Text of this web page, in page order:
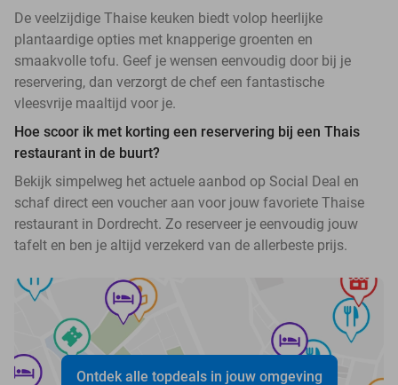
De veelzijdige Thaise keuken biedt volop heerlijke
plantaardige opties met knapperige groenten en
smaakvolle tofu. Geef je wensen eenvoudig door bij je
reservering, dan verzorgt de chef een fantastische
vleesvrije maaltijd voor je.
Hoe scoor ik met korting een reservering bij een Thais
restaurant in de buurt?
Bekijk simpelweg het actuele aanbod op Social Deal en
schaf direct een voucher aan voor jouw favoriete Thaise
restaurant in Dordrecht. Zo reserveer je eenvoudig jouw
tafelt en ben je altijd verzekerd van de allerbeste prijs.
Ontdek alle topdeals in jouw omgeving